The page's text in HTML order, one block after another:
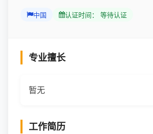
中国 认证时间： 等待认证
专业擅长
暂无
工作简历